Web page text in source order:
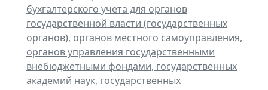
бухгалтерского учета для органов
государственной власти (государственных
органов), органов местного самоуправления,
органов управления государственными
внебюджетными фондами, государственных
академий наук, государственных